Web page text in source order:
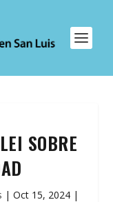
SOBRE
| Oct 15, 2024 |